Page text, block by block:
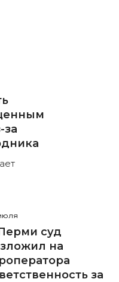
за
суд
на
за